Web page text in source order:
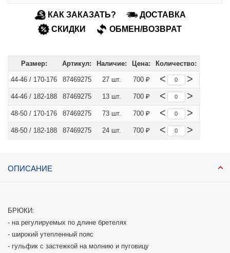
КАК ЗАКАЗАТЬ?
ДОСТАВКА
СКИДКИ
ОБМЕН/ВОЗВРАТ
Размер: Артикул: Наличие: Цена: Количество:
44-46 / 170-176 87469275 27 шт. 700 ₽ < >
44-46 / 182-188 87469275 13 шт. 700 ₽ < >
48-50 / 170-176 87469275 73 шт. 700 ₽ < >
48-50 / 182-188 87469275 24 шт. 700 ₽ < >
ОПИСАНИЕ
БРЮКИ:
- на регулируемых по длине бретелях
- широкий утепленный пояс
- гульфик с застежкой на молнию и пуговицу